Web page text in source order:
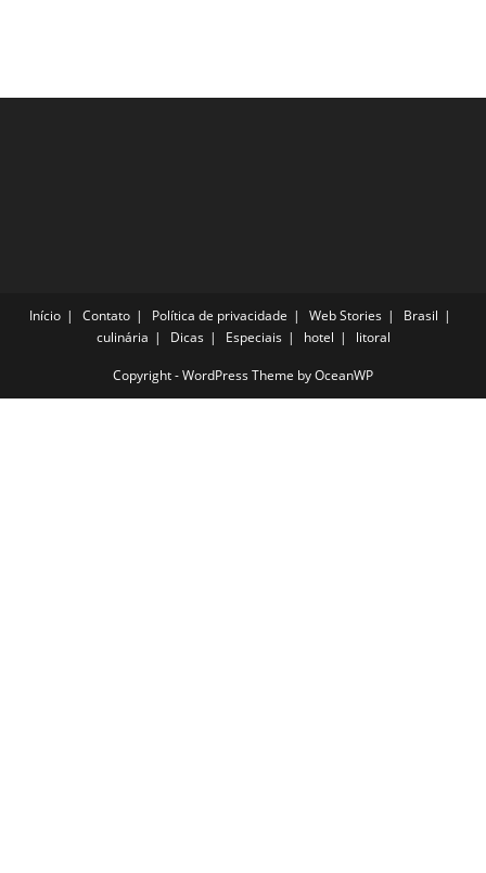
Início Contato Política de privacidade Web Stories
Brasil
culinária
Dicas Especiais hotel litoral
Copyright - WordPress Theme by OceanWP